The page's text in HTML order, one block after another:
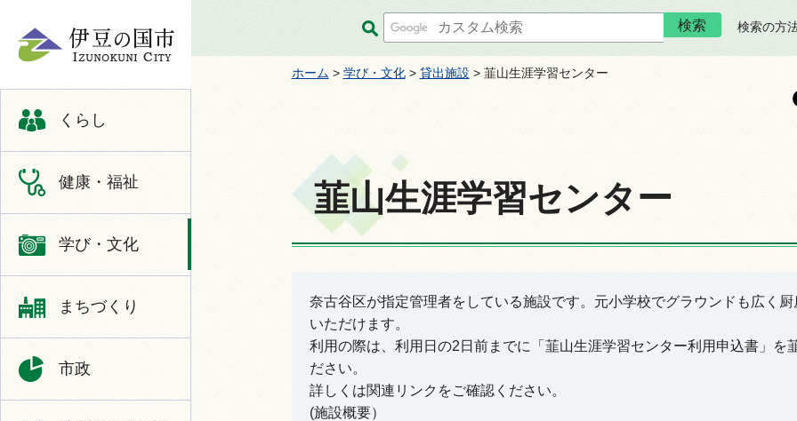
くらし
健康・福祉
学び・文化
まちづくり
市政
検索の方
ホーム > 学び・文化> 貸出施設 > 韮山生涯学習センター
韮山生涯学習センター
奈古谷区が指定管理者をしている施設です。元小学校でグラウンドも広く
いただけます。
利用の際は、利用日の2日前までに「韮山生涯学習センター利用申込書」を
ださい。
詳しくは関連リンクをご確認ください。
(施設概要）